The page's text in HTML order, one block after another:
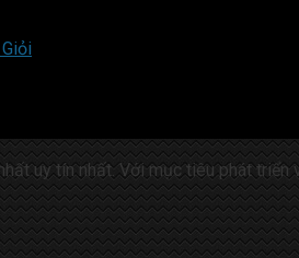
uy tín nhất. Với mục tiêu phát triển